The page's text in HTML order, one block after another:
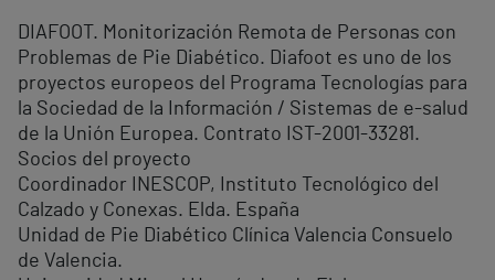
DIAFOOT. Monitorización Remota de Personas con
Problemas de Pie Diabético. Diafoot es uno de los
proyectos europeos del Programa Tecnologías para
la Sociedad de la Información / Sistemas de e-salud
de la Unión Europea. Contrato IST-2001-33281.
Socios del proyecto
Coordinador INESCOP, Instituto Tecnológico del
Calzado y Conexas. Elda. España
Unidad de Pie Diabético Clínica Valencia Consuelo
de Valencia.